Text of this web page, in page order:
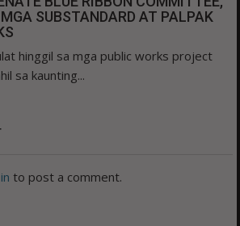
SUBSTANDARD AT PALPAK
hinggil sa mga public works project
sa kaunting...
to post a comment.